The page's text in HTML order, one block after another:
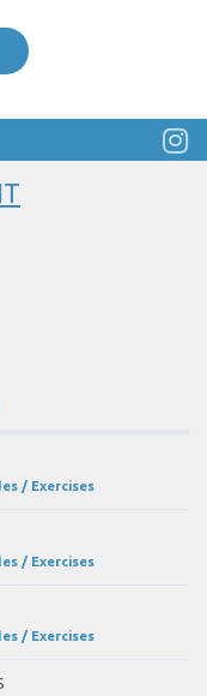
/ Exercises
/ Exercises
/ Exercises